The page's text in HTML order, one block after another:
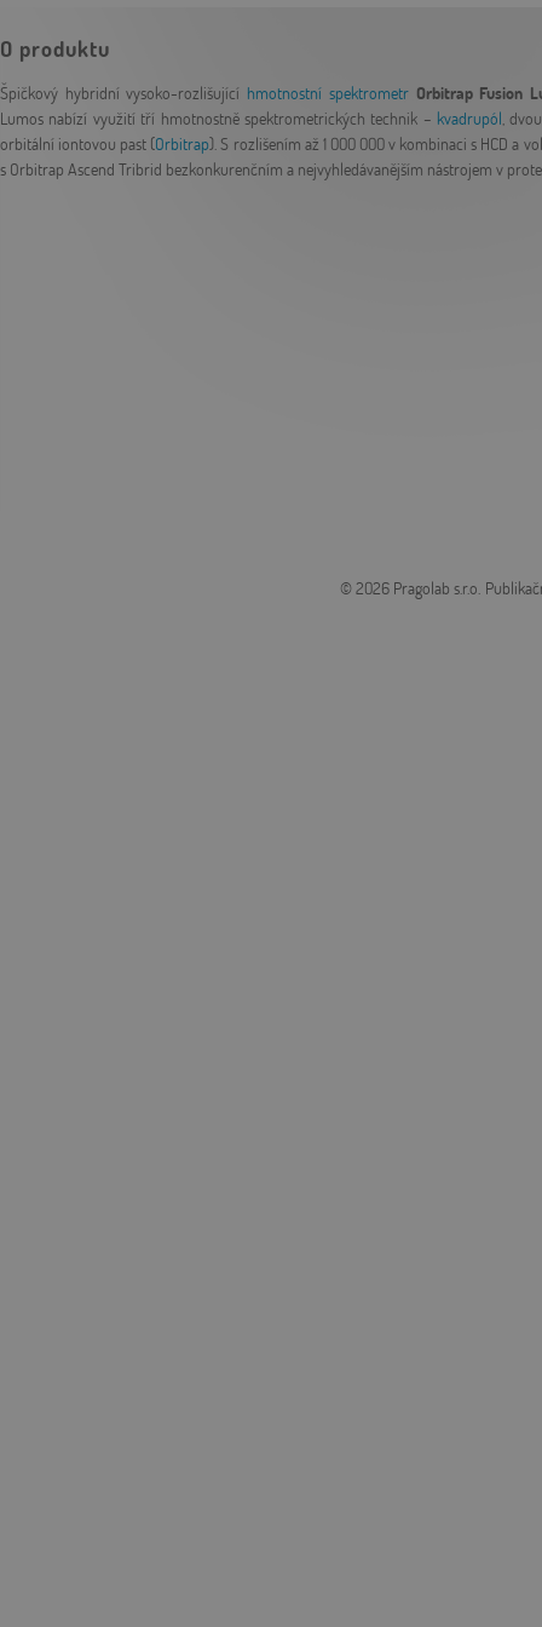
O produktu
Špičkový hybridní vysoko-rozlišující hmotnostní spektrometr Orbitrap Fusion
Lumos nabízí využití tří hmotnostně spektrometrických technik – kvadrupól ,
orbitální iontovou past (Orbitrap). S rozlišením až 1 000 000 v kombinaci s HCD a
s Orbitrap Ascend Tribrid bezkonkurenčním a nejvyhledávanějším nástrojem v
© 2026 Pragolab s.r.o.